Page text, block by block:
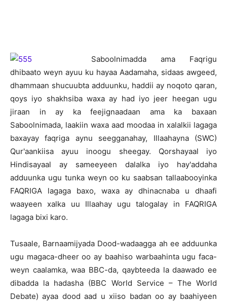
Saboolnimadda ama Faqrigu
dhibaato weyn ayuu ku hayaa Aadamaha, sidaas awgeed,
dhammaan shucuubta adduunku, haddii ay noqoto qaran,
qoys iyo shakhsiba waxa ay had iyo jeer heegan ugu
jiraan in ay ka feejignaadaan ama ka baxaan
Saboolnimada, laakiin waxa aad moodaa in xalalkii lagaga
baxayay faqriga aynu seegganahay, Illaahayna (SWC)
Qur'aankiisa ayuu inoogu sheegay. Qorshayaal iyo
Hindisayaal ay sameeyeen dalalka iyo hay'addaha
adduunka ugu tunka weyn oo ku saabsan tallaabooyinka
FAQRIGA lagaga baxo, waxa ay dhinacnaba u dhaafi
waayeen xalka uu Illaahay ugu talogalay in FAQRIGA
lagaga bixi karo.
Tusaale, Barnaamijyada Dood-wadaagga ah ee adduunka
ugu magaca-dheer oo ay baahiso warbaahinta ugu faca-
weyn caalamka, waa BBC-da, qaybteeda la daawado ee
dibadda la hadasha (BBC World Service – The World
Debate) ayaa dood aad u xiiso badan oo ay baahiyeen